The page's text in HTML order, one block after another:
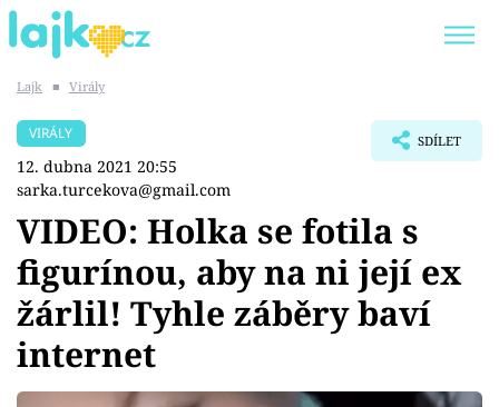
SHOPAHOLICADEL
Témata
Showbyznys
Youtubeři
Lajk ■ Virály
VIRÁLY
12. dubna 2021 20:55
sarka.turcekova@gmail.com
SDÍLET
VIDEO: Holka se fotila s
figurínou, aby na ni její ex
žárlil! Tyhle záběry baví
internet